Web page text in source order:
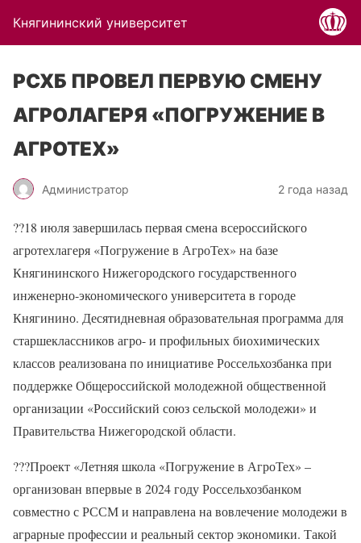
Княгининский университет
РСХБ ПРОВЕЛ ПЕРВУЮ СМЕНУ
АГРОЛАГЕРЯ «ПОГРУЖЕНИЕ В
АГРОТЕХ»
Администратор 2 года назад
??18 июля завершилась первая смена всероссийского
агротехлагеря «Погружение в АгроТех» на базе
Княгининского Нижегородского государственного
инженерно-экономического университета в городе
Княгинино. Десятидневная образовательная программа для
старшеклассников агро- и профильных биохимических
классов реализована по инициативе Россельхозбанка при
поддержке Общероссийской молодежной общественной
организации «Российский союз сельской молодежи» и
Правительства Нижегородской области.
?‍??Проект «Летняя школа «Погружение в АгроТех» –
организован впервые в 2024 году Россельхозбанком
совместно с РССМ и направлена на вовлечение молодежи в
аграрные профессии и реальный сектор экономики. Такой